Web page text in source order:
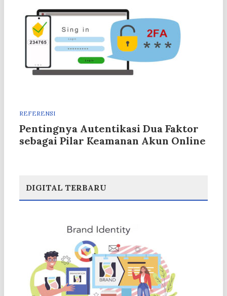
REFERENSI
Pentingnya Autentikasi Dua Faktor
sebagai Pilar Keamanan Akun Online
DIGITAL TERBARU